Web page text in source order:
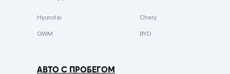
Зеленый металлик
Hyundai Chery
GWM BYD
АВТО С ПРОБЕГОМ